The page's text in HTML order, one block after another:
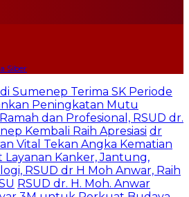
Siber
Sumenep Terima SK Periode
Peningkatan Mutu
dan Profesional, RSUD dr.
Kembali Raih Apresiasi dr
Vital Tekan Angka Kematian
Layanan Kanker, Jantung,
RSUD dr H Moh Anwar, Raih
RSUD dr. H. Moh. Anwar